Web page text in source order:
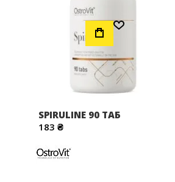
Додати до Списку Бажань
SPIRULINE 90 ТАБ
183 ₴